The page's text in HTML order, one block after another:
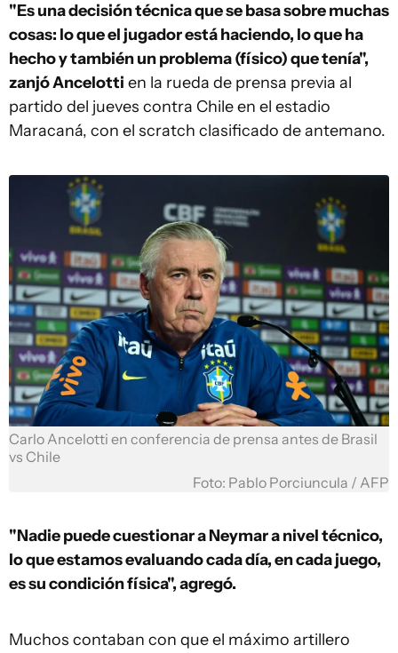
"Es una decisión técnica que se basa sobre muchas
cosas: lo que el jugador está haciendo, lo que ha
hecho y también un problema (físico) que tenía",
zanjó Ancelotti en la rueda de prensa previa al
partido del jueves contra Chile en el estadio
Maracaná, con el scratch clasificado de antemano.
Carlo Ancelotti en conferencia de prensa antes de Brasil
vs Chile
Foto: Pablo Porciuncula / AFP
"Nadie puede cuestionar a Neymar a nivel técnico,
lo que estamos evaluando cada día, en cada juego,
es su condición física", agregó.
Muchos contaban con que el máximo artillero